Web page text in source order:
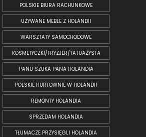
POLSKIE BIURA RACHUNKOWE
UŻYWANE MEBLE Z HOLANDII
WARSZTATY SAMOCHODOWE
KOSMETYCZKI/FRYZJER/TATUAŻYSTA
PANU SZUKA PANA HOLANDIA
POLSKIE HURTOWNIE W HOLANDII
REMONTY HOLANDIA
SPRZEDAM HOLANDIA
TŁUMACZE PRZYSIĘGLI HOLANDIA